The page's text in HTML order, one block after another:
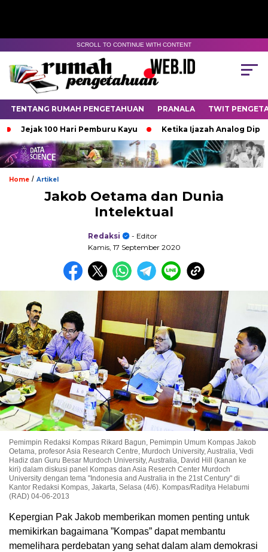
SCROLL TO CONTINUE WITH CONTENT
TENTANG RUMAH PENGETAHUAN PRANALA TWIT
Jejak 100 Hari Pemburu Kayu Ketika Ijazah Analog
Home / Artikel
Jakob Oetama dan Dunia
Intelektual
Redaksi
- Editor
Kamis, 17 September 2020
Pemimpin Redaksi Kompas Rikard Bagun, Pemimpin Umum Kompas Jakob
Oetama, profesor Asia Research Centre, Murdoch University, Australia, Vedi
Hadiz dan Guru Besar Murdoch University, Australia, David Hill (kanan ke
kiri) dalam diskusi panel Kompas dan Asia Reserch Center Murdoch
University dengan tema "Indonesia and Australia in the 21st Century" di
Kantor Redaksi Kompas, Jakarta, Selasa (4/6). Kompas/Raditya Helabumi
(RAD) 04-06-2013
Kepergian Pak Jakob memberikan momen penting untuk
memikirkan bagaimana ”Kompas” dapat membantu
memelihara perdebatan yang sehat dalam alam demokrasi